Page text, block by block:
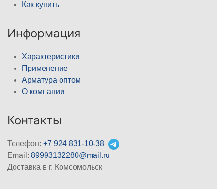
Как купить
Информация
Характеристики
Применение
Арматура оптом
О компании
Контакты
Телефон: +7 924 831-10-38
Email: 89993132280@mail.ru
Доставка в г. Комсомольск